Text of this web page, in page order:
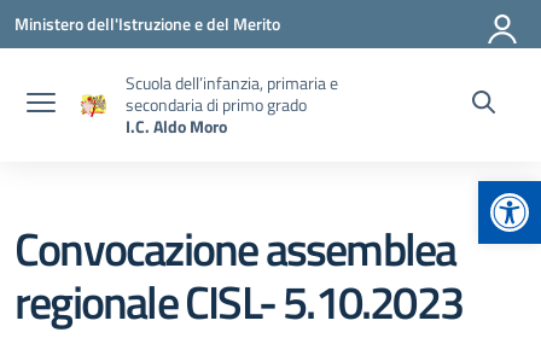
Vai ai contenuti
Vai al menu di navigazione
Vai al footer
Ministero dell'Istruzione e del Merito
Scuola dell’infanzia, primaria e
secondaria di primo grado
I.C. Aldo Moro
Convocazione assemblea
regionale CISL- 5.10.2023